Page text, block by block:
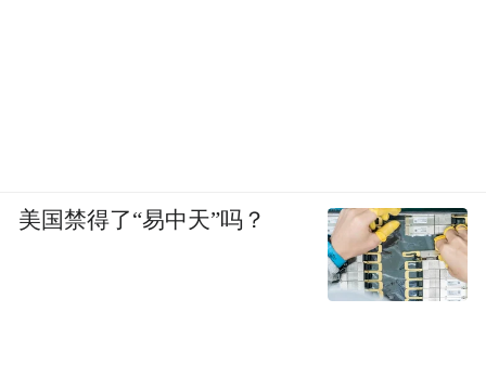
美国禁得了“易中天”吗？